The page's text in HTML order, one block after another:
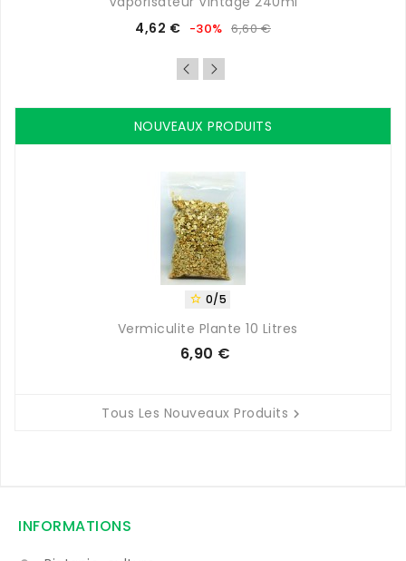
Prix
4,62 € Prix
base
-30% 6,60 €
NOUVEAUX PRODUITS
 0/5
Vermiculite Plante 10 Litres
Prix
6,90 €
Tous Les Nouveaux Produits 
INFORMATIONS